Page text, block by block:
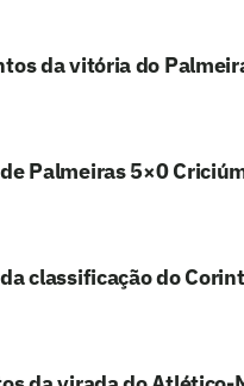
da vitória do
Palmeiras 5×0
classificação do